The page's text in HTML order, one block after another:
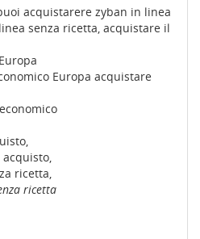
acquistarere zyban in linea
senza ricetta, acquistare il
Europa acquistare
ricetta,
ricetta